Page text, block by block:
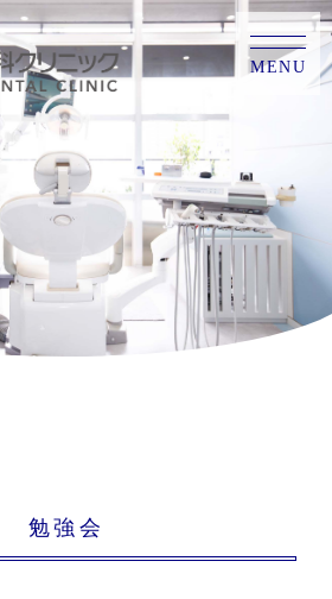
MENU
勉強会